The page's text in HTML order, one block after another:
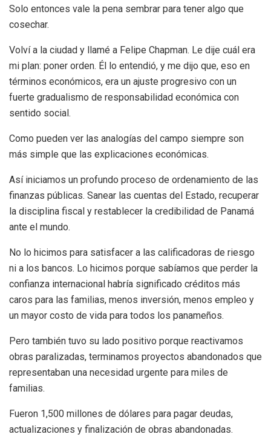
Solo entonces vale la pena sembrar para tener algo que
cosechar.
Volví a la ciudad y llamé a Felipe Chapman. Le dije cuál era
mi plan: poner orden. Él lo entendió, y me dijo que, eso en
términos económicos, era un ajuste progresivo con un
fuerte gradualismo de responsabilidad económica con
sentido social.
Como pueden ver las analogías del campo siempre son
más simple que las explicaciones económicas.
Así iniciamos un profundo proceso de ordenamiento de las
finanzas públicas. Sanear las cuentas del Estado, recuperar
la disciplina fiscal y restablecer la credibilidad de Panamá
ante el mundo.
No lo hicimos para satisfacer a las calificadoras de riesgo
ni a los bancos. Lo hicimos porque sabíamos que perder la
confianza internacional habría significado créditos más
caros para las familias, menos inversión, menos empleo y
un mayor costo de vida para todos los panameños.
Pero también tuvo su lado positivo porque reactivamos
obras paralizadas, terminamos proyectos abandonados que
representaban una necesidad urgente para miles de
familias.
Fueron 1,500 millones de dólares para pagar deudas,
actualizaciones y finalización de obras abandonadas.